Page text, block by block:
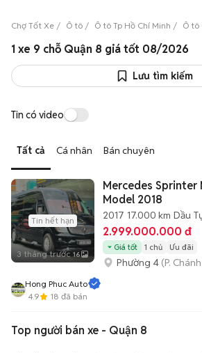
Chợ Tốt Xe Ô tô Ô tô Tp Hồ Chí Minh Ô tô
1 xe 9 chỗ Quận 8 giá tốt 08/2026
Lưu tìm kiếm
Tin có video
Tất cả Cá nhân Bán chuyên
Tin hết hạn
3 tháng trước 16
Mercedes Sprinter
Model 2018
2017 17.000 km Dầu
2.999.000.000 đ
Giá tốt 1 chủ Ưu đãi
Phường 4 (P.
Hong Phuc Auto
4.9
18 đã bán
Top người bán xe - Quận 8